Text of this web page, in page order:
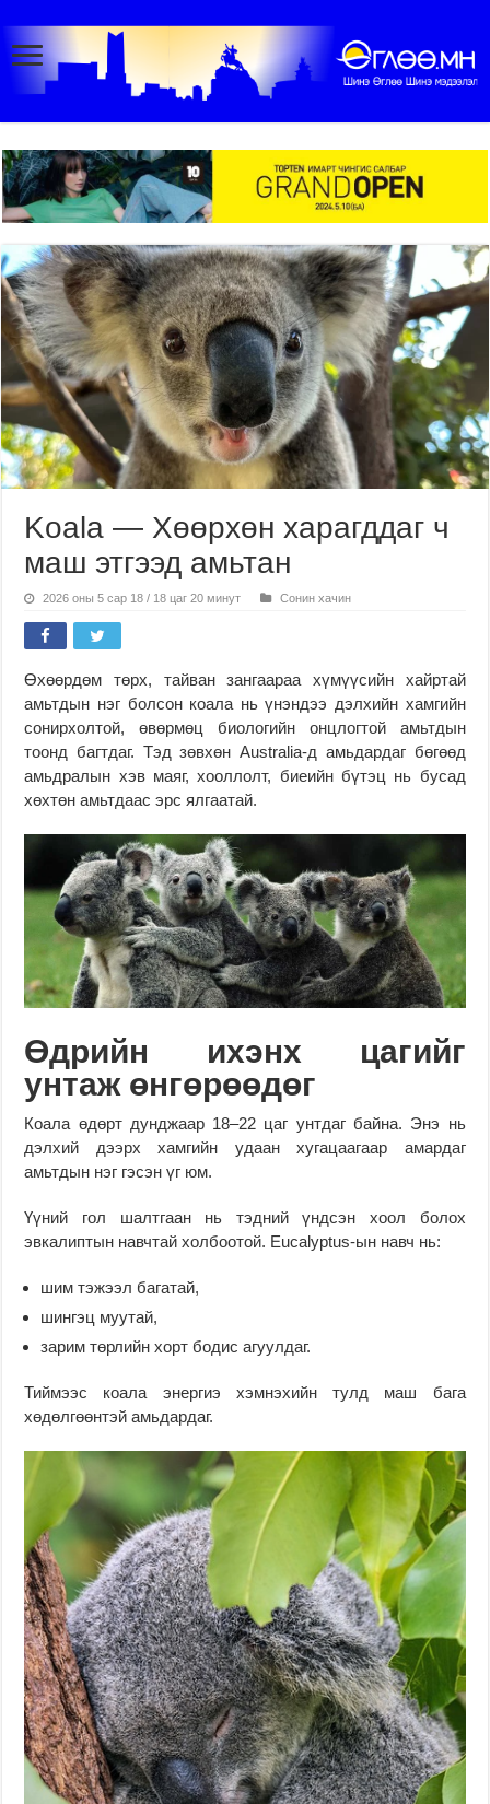
Koala — Хөөрхөн харагддаг ч
маш этгээд амьтан
2026 оны 5 сар 18 / 18 цаг 20 минут Сонин хачин
Өхөөрдөм төрх, тайван зангаараа хүмүүсийн хайртай
амьтдын нэг болсон коала нь үнэндээ дэлхийн хамгийн
сонирхолтой, өвөрмөц биологийн онцлогтой амьтдын
тоонд багтдаг. Тэд зөвхөн Australia-д амьдардаг бөгөөд
амьдралын хэв маяг, хооллолт, биеийн бүтэц нь бусад
хөхтөн амьтдаас эрс ялгаатай.
Өдрийн ихэнх цагийг
унтаж өнгөрөөдөг
Коала өдөрт дунджаар 18–22 цаг унтдаг байна. Энэ нь
дэлхий дээрх хамгийн удаан хугацаагаар амардаг
амьтдын нэг гэсэн үг юм.
Үүний гол шалтгаан нь тэдний үндсэн хоол болох
эвкалиптын навчтай холбоотой. Eucalyptus-ын навч нь:
шим тэжээл багатай,
шингэц муутай,
зарим төрлийн хорт бодис агуулдаг.
Тиймээс коала энергиэ хэмнэхийн тулд маш бага
хөдөлгөөнтэй амьдардаг.